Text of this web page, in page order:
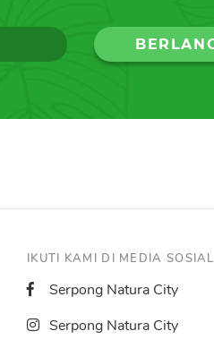
IKUTI KAMI DI MEDIA SOSIAL
Serpong Natura City
Serpong Natura City